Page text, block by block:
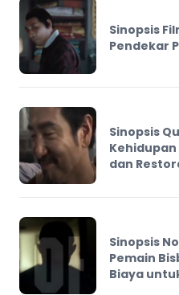
Sinopsis
Pendekar
Sinopsis
Kehidupan
dan
Sinopsis
Pemain
Biaya